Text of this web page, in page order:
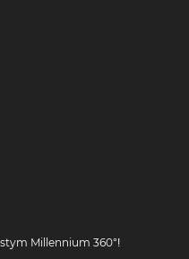
Millennium 360°!